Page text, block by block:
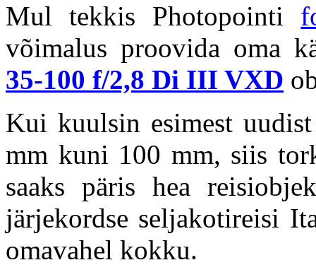
Mul tekkis Photopointi
võimalus proovida oma
35-100 f/2,8 Di III VXD
Kui kuulsin esimest
mm kuni 100 mm, siis
saaks päris hea
järjekordse seljakotireisi
omavahel kokku.